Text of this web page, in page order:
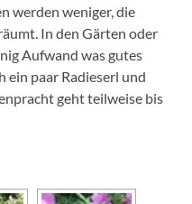
werden weniger, die
In den Gärten oder
Aufwand was gutes
ein paar Radieserl und
geht teilweise bis